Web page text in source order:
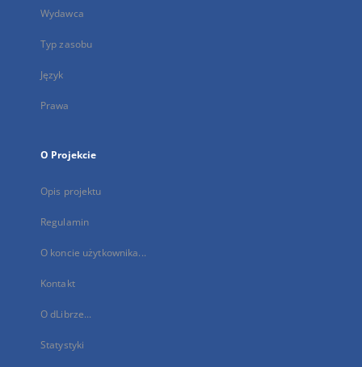
Wydawca
Typ zasobu
Język
Prawa
O Projekcie
Opis projektu
Regulamin
O koncie użytkownika...
Kontakt
O dLibrze...
Statystyki